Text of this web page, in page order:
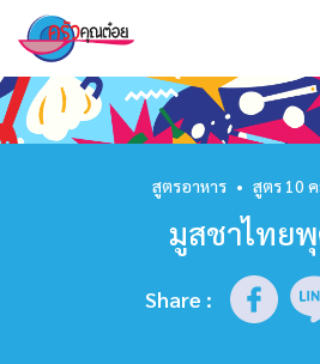
หน้าแรก
รายการย้อนหลัง
สูตรอาหาร • สูตร 10
มูสชาไทย
Share :